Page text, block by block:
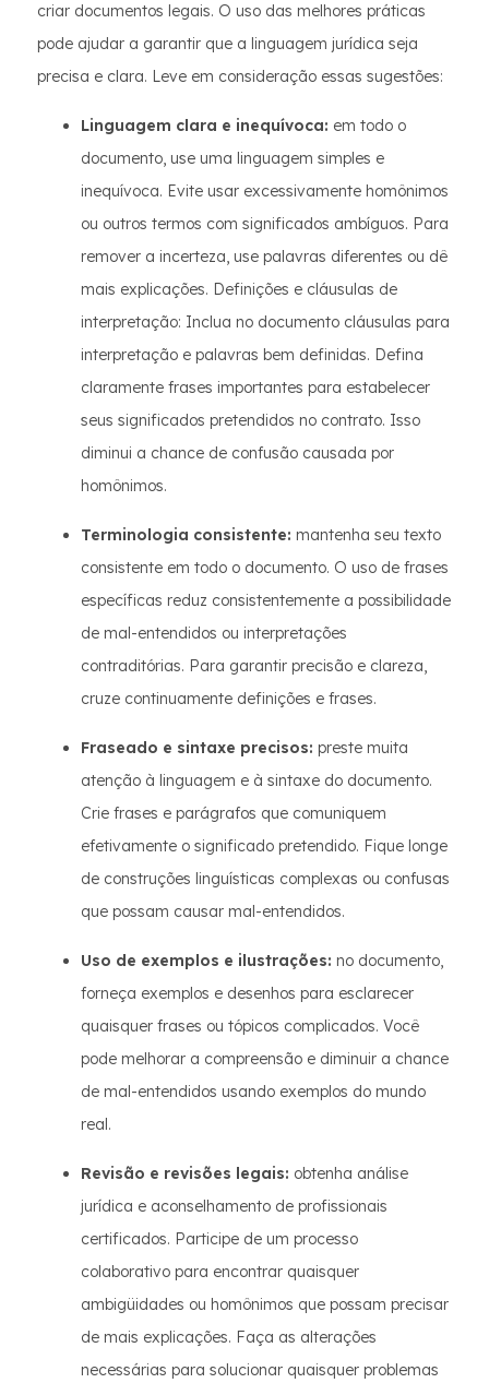
criar documentos legais. O uso das melhores práticas
pode ajudar a garantir que a linguagem jurídica seja
precisa e clara. Leve em consideração essas sugestões:
Linguagem clara e inequívoca: em todo o
documento, use uma linguagem simples e
inequívoca. Evite usar excessivamente homônimos
ou outros termos com significados ambíguos. Para
remover a incerteza, use palavras diferentes ou dê
mais explicações. Definições e cláusulas de
interpretação: Inclua no documento cláusulas para
interpretação e palavras bem definidas. Defina
claramente frases importantes para estabelecer
seus significados pretendidos no contrato. Isso
diminui a chance de confusão causada por
homônimos.
Terminologia consistente: mantenha seu texto
consistente em todo o documento. O uso de frases
específicas reduz consistentemente a possibilidade
de mal-entendidos ou interpretações
contraditórias. Para garantir precisão e clareza,
cruze continuamente definições e frases.
Fraseado e sintaxe precisos: preste muita
atenção à linguagem e à sintaxe do documento.
Crie frases e parágrafos que comuniquem
efetivamente o significado pretendido. Fique longe
de construções linguísticas complexas ou confusas
que possam causar mal-entendidos.
Uso de exemplos e ilustrações: no documento,
forneça exemplos e desenhos para esclarecer
quaisquer frases ou tópicos complicados. Você
pode melhorar a compreensão e diminuir a chance
de mal-entendidos usando exemplos do mundo
real.
Revisão e revisões legais: obtenha análise
jurídica e aconselhamento de profissionais
certificados. Participe de um processo
colaborativo para encontrar quaisquer
ambigüidades ou homônimos que possam precisar
de mais explicações. Faça as alterações
necessárias para solucionar quaisquer problemas